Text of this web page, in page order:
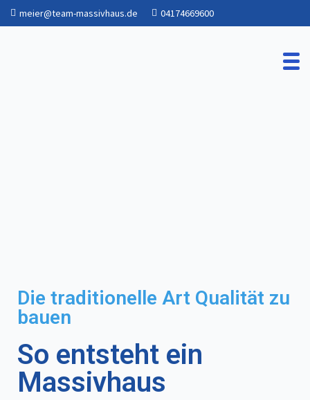
meier@team-massivhaus.de 04174669600
Die traditionelle Art Qualität zu
bauen
So entsteht ein
Massivhaus